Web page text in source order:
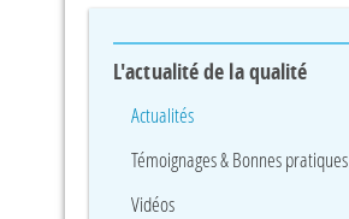
L'actualité de la qualité
Actualités
Témoignages & Bonnes pratiques
Vidéos